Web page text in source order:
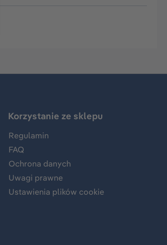
Korzystanie ze sklepu
Regulamin
FAQ
Ochrona danych
Uwagi prawne
Ustawienia plików cookie